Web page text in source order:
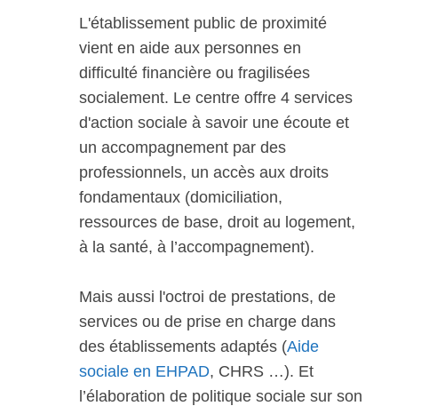
L'établissement public de proximité
vient en aide aux personnes en
difficulté financière ou fragilisées
socialement. Le centre offre 4 services
d'action sociale à savoir une écoute et
un accompagnement par des
professionnels, un accès aux droits
fondamentaux (domiciliation,
ressources de base, droit au logement,
à la santé, à l’accompagnement).
Mais aussi l'octroi de prestations, de
services ou de prise en charge dans
des établissements adaptés (Aide
sociale en EHPAD, CHRS …). Et
l’élaboration de politique sociale sur son